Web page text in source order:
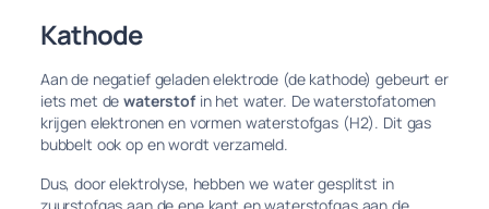
Kathode
Aan de negatief geladen elektrode (de kathode) gebeurt er
iets met dewaterstofin het water. De waterstofatomen
krijgen elektronen en vormen waterstofgas (H2). Dit gas
bubbelt ook op en wordt verzameld.
Dus, door elektrolyse, hebben we water gesplitst in